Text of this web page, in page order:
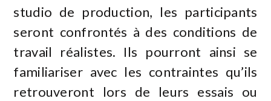
studio de production, les participants
seront confrontés à des conditions de
travail réalistes. Ils pourront ainsi se
familiariser avec les contraintes qu’ils
retrouveront lors de leurs essais ou